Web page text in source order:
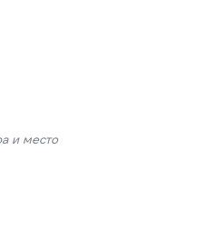
и место